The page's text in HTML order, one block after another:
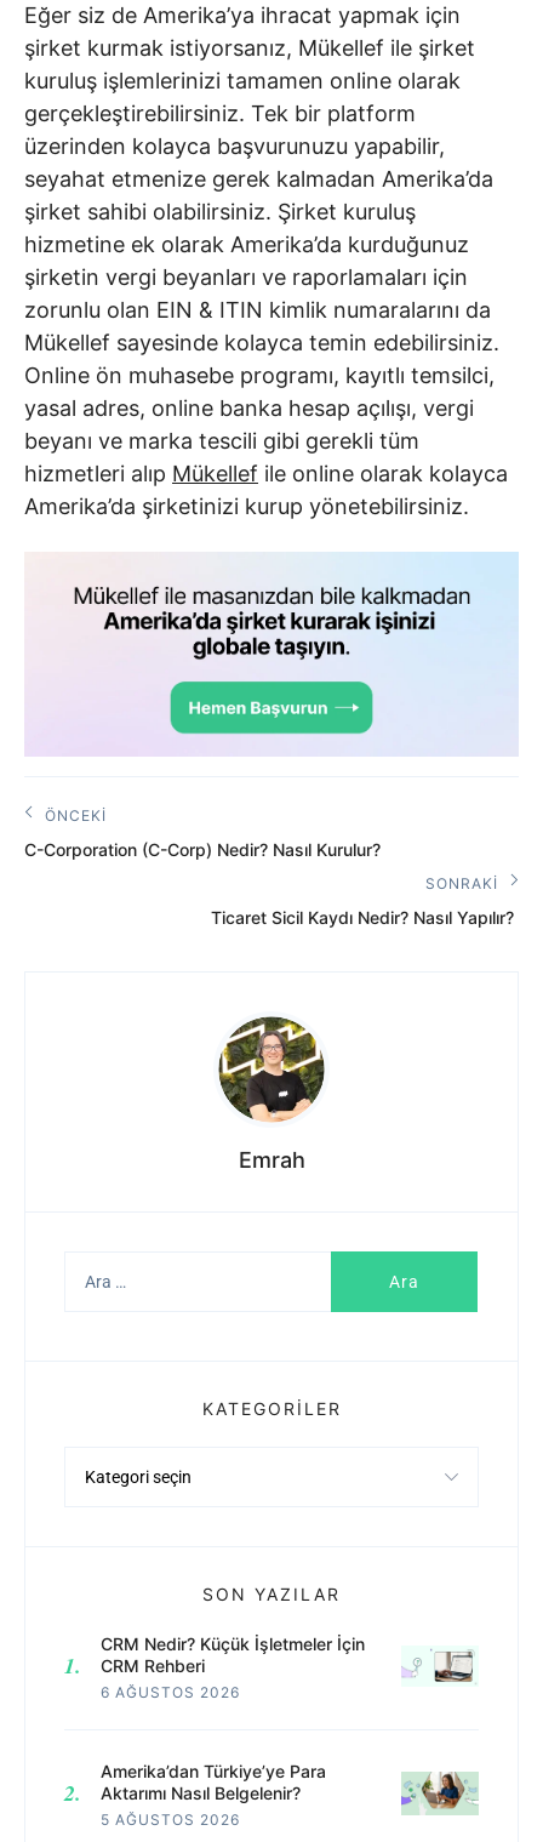
Eğer siz de Amerika’ya ihracat yapmak için
şirket kurmak istiyorsanız, Mükellef ile şirket
kuruluş işlemlerinizi tamamen online olarak
gerçekleştirebilirsiniz. Tek bir platform
üzerinden kolayca başvurunuzu yapabilir,
seyahat etmenize gerek kalmadan Amerika’da
şirket sahibi olabilirsiniz. Şirket kuruluş
hizmetine ek olarak Amerika’da kurduğunuz
şirketin vergi beyanları ve raporlamaları için
zorunlu olan EIN & ITIN kimlik numaralarını da
Mükellef sayesinde kolayca temin edebilirsiniz.
Online ön muhasebe programı, kayıtlı temsilci,
yasal adres, online banka hesap açılışı, vergi
beyanı ve marka tescili gibi gerekli tüm
hizmetleri alıp Mükellef ile online olarak kolayca
Amerika’da şirketinizi kurup yönetebilirsiniz.
Yazı
gezinmesi
ÖNCEKI
Önceki
C-Corporation (C-Corp) Nedir? Nasıl Kurulur?
SONRAKI
Sonraki
Ticaret Sicil Kaydı Nedir? Nasıl Yapılır?
Emrah
KATEGORILER
SON YAZILAR
CRM Nedir? Küçük İşletmeler İçin
CRM Rehberi
6 AĞUSTOS 2026
Amerika’dan Türkiye’ye Para
Aktarımı Nasıl Belgelenir?
5 AĞUSTOS 2026